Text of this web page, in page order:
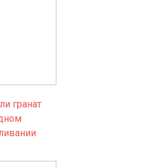
гранат